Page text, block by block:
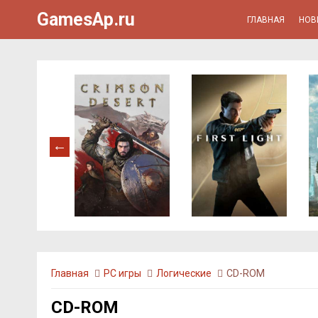
GamesAp.ru ГЛАВНАЯ
Главная PC игры Логические CD-ROM
CD-ROM